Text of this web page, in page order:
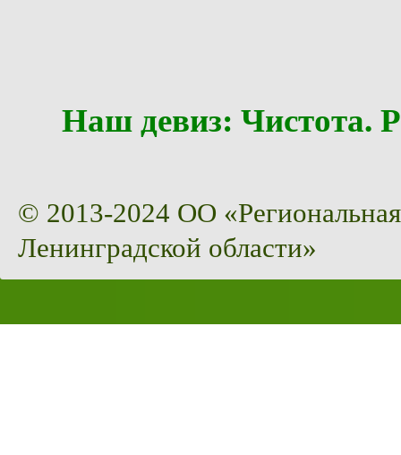
Наш девиз:
© 2013-2024 ОО
Ленинградской области»